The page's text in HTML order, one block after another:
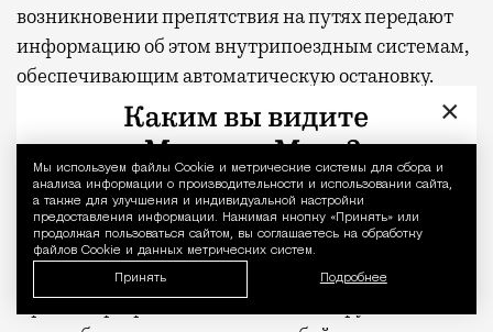
Уведомление
Мы используем файлы Сookie и метрические системы для сбора и
анализа информации о производительности и использовании сайта,
а также для улучшения и индивидуальной настройки
предоставления информации. Нажимая кнопку «Принять» или
продолжая пользоваться сайтом, вы соглашаетесь на обработку
файлов Cookie и данных метрических систем.
Принять Подробнее
возникновении препятствия на путях передают
информацию об этом внутрипоездным системам,
обеспечивающим автоматическую остановку.
Зарубежные беспилотные системы этим навыком
не обладают», — цитирует « РИА Новости
замгендиректора Петербургского филиала
НИИАС Сергея Кудряшова.
Полностью беспилотные «Ласточки» сейчас
обкатывают на Московском центральном кольце.
При этом разработанное НИИАС оборудование
×